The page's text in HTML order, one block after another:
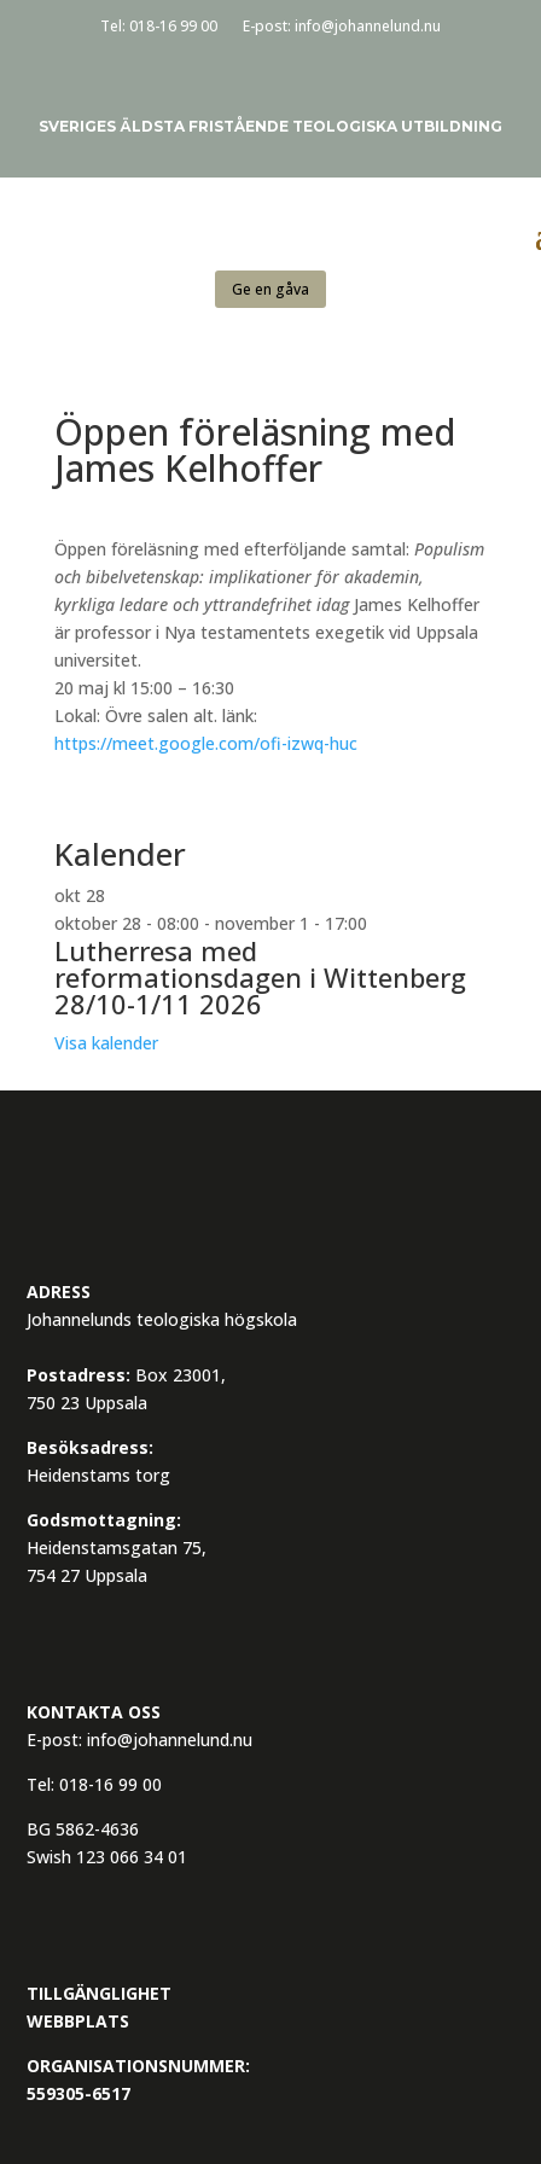
Tel: 018-16 99 00 E-post: info@johannelund.nu
SVERIGES ÄLDSTA FRISTÅENDE TEOLOGISKA UTBILDNING
Ge en gåva
Öppen föreläsning med
James Kelhoffer
Öppen föreläsning med efterföljande samtal: Populism
och bibelvetenskap: implikationer för akademin,
kyrkliga ledare och yttrandefrihet idagJames Kelhoffer
är professor i Nya testamentets exegetik vid Uppsala
universitet.
20 maj kl 15:00 – 16:30
Lokal: Övre salen alt. länk:
https://meet.google.com/ofi-izwq-huc
Kalender
okt 28
oktober 28 - 08:00 - november 1 - 17:00
Lutherresa med
reformationsdagen i Wittenberg
28/10-1/11 2026
Visa kalender
ADRESS
Johannelunds teologiska högskola
Postadress: Box 23001,
750 23 Uppsala
Besöksadress:
Heidenstams torg
Godsmottagning:
Heidenstamsgatan 75,
754 27 Uppsala
KONTAKTA OSS
E-post:info@johannelund.nu
Tel:018-16 99 00
BG 5862-4636
Swish 123 066 34 01
TILLGÄNGLIGHET
WEBBPLATS
ORGANISATIONSNUMMER:
559305-6517